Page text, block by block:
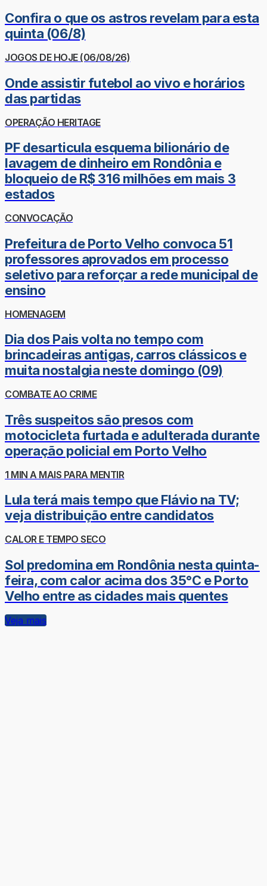
Confira o que os astros revelam para esta
quinta (06/8)
JOGOS DE HOJE (06/08/26)
Onde assistir futebol ao vivo e horários
das partidas
OPERAÇÃO HERITAGE
PF desarticula esquema bilionário de
lavagem de dinheiro em Rondônia e
bloqueio de R$ 316 milhões em mais 3
estados
CONVOCAÇÃO
Prefeitura de Porto Velho convoca 51
professores aprovados em processo
seletivo para reforçar a rede municipal de
ensino
HOMENAGEM
Dia dos Pais volta no tempo com
brincadeiras antigas, carros clássicos e
muita nostalgia neste domingo (09)
COMBATE AO CRIME
Três suspeitos são presos com
motocicleta furtada e adulterada durante
operação policial em Porto Velho
1 MIN A MAIS PARA MENTIR
Lula terá mais tempo que Flávio na TV;
veja distribuição entre candidatos
CALOR E TEMPO SECO
Sol predomina em Rondônia nesta quinta-
feira, com calor acima dos 35°C e Porto
Velho entre as cidades mais quentes
Veja mais